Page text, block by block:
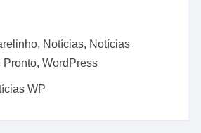
, Notícias, Notícias
Pronto,WordPress
WP